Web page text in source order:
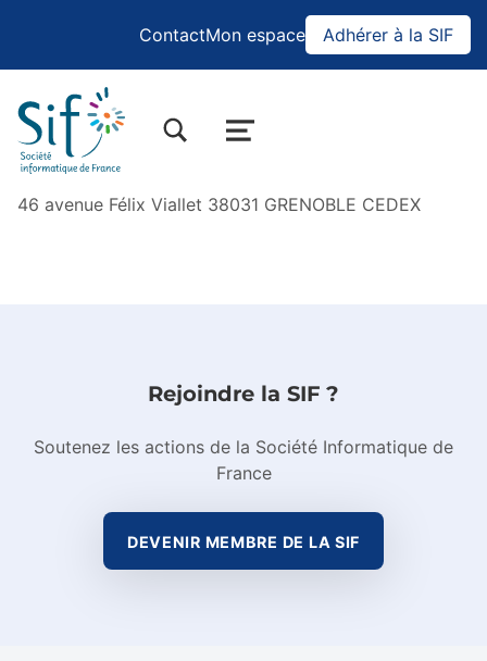
ContactMon espace Adhérer à la SIF
BASCULER LA BOÎTE DE DIALOGUE DU FORMULAIRE DE RECHERCHE
MENU
46 avenue Félix Viallet 38031 GRENOBLE CEDEX
Rejoindre la SIF ?
Soutenez les actions de la Société Informatique de
France
DEVENIR MEMBRE DE LA SIF